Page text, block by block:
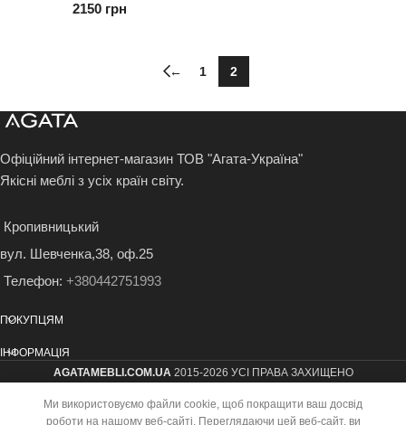
2150 грн
← 1 2
Офіційний інтернет-магазин ТОВ "Агата-Україна"
Якісні меблі з усіх країн світу.
Кропивницький
вул. Шевченка,38, оф.25
Телефон: +380442751993
ПОКУПЦЯМ
ІНФОРМАЦІЯ
AGATAMEBLI.COM.UA 2015-2026 УСІ ПРАВА ЗАХИЩЕНО
Ми використовуємо файли cookie, щоб покращити ваш досвід
роботи на нашому веб-сайті. Переглядаючи цей веб-сайт, ви